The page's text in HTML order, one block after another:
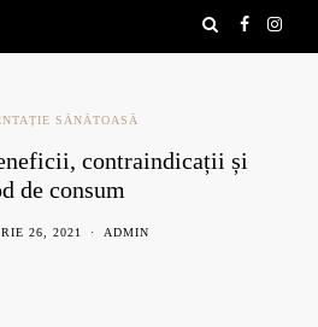
SĂNĂTOASĂ
contraindicații și
de consum
26, 2021 ADMIN